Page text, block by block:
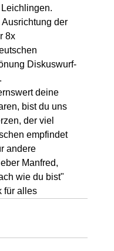
der
8x
Diskuswurf-
deine
bist du uns
der viel
empfindet
andere
Manfred,
wie du bist"
für alles